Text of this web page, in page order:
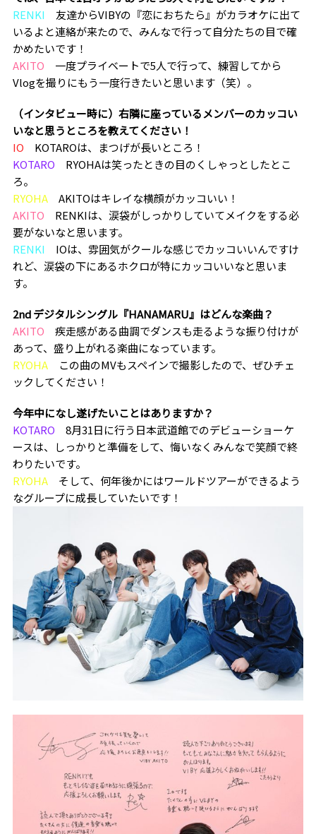
RENKI 友達からVIBYの『恋におちたら』がカラオケに出て
いるよと連絡が来たので、みんなで行って自分たちの目で確
かめたいです！
AKITO 一度プライベートで5人で行って、練習してから
Vlogを撮りにもう一度行きたいと思います（笑）。
―――（インタビュー時に）右隣に座っているメンバーのカッコい
いなと思うところを教えてください！
IO KOTAROは、まつげが長いところ！
KOTARO RYOHAは笑ったときの目のくしゃっとしたとこ
ろ。
RYOHAAKITOはキレイな横顔がカッコいい！
AKITO RENKIは、涙袋がしっかりしていてメイクをする必
要がないなと思います。
RENKI IOは、雰囲気がクールな感じでカッコいいんですけ
れど、涙袋の下にあるホクロが特にカッコいいなと思いま
す。
―――2nd デジタルシングル『HANAMARU』はどんな楽曲？
AKITO 疾走感がある曲調でダンスも走るような振り付けが
あって、盛り上がれる楽曲になっています。
RYOHAこの曲のMVもスペインで撮影したので、ぜひチェ
ックしてください！
―――今年中になし遂げたいことはありますか？
KOTARO 8月31日に行う日本武道館でのデビューショーケ
ースは、しっかりと準備をして、悔いなくみんなで笑顔で終
わりたいです。
RYOHAそして、何年後かにはワールドツアーができるよう
なグループに成長していたいです！